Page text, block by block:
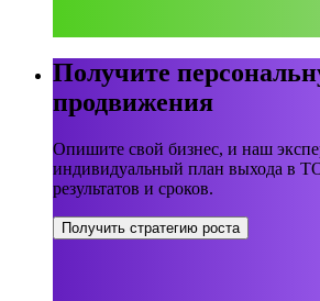
Получите
продвижения
Опишите свой бизнес, и наш
индивидуальный план выхода в
результатов и сроков.
Получить стратегию роста